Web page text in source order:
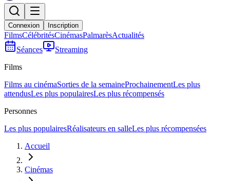
Connexion Inscription
FilmsCélébritésCinémasPalmarèsActualités
Séances
Streaming
Films
Films au cinémaSorties de la semaineProchainementLes plus
attendusLes plus populairesLes plus récompensés
Personnes
Les plus populairesRéalisateurs en salleLes plus récompensées
Accueil
Cinémas